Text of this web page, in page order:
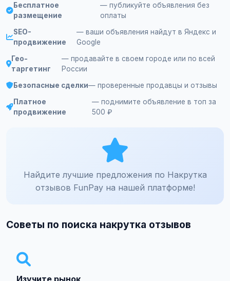
Бесплатное
размещение
— публикуйте объявления без
оплаты
SEO-
продвижение
— ваши объявления найдут в Яндекс и
Google
Гео-
таргетинг
— продавайте в своем городе или по всей
России
Безопасные сделки— проверенные продавцы и отзывы
Платное
продвижение
— поднимите объявление в топ за
500 ₽
Найдите лучшие предложения по Накрутка
отзывов FunPay на нашей платформе!
Советы по поиска накрутка отзывов
Изучите рынок